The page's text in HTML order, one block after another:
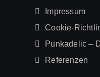
Impressum
Cookie-
Punkadelic –
Referenzen